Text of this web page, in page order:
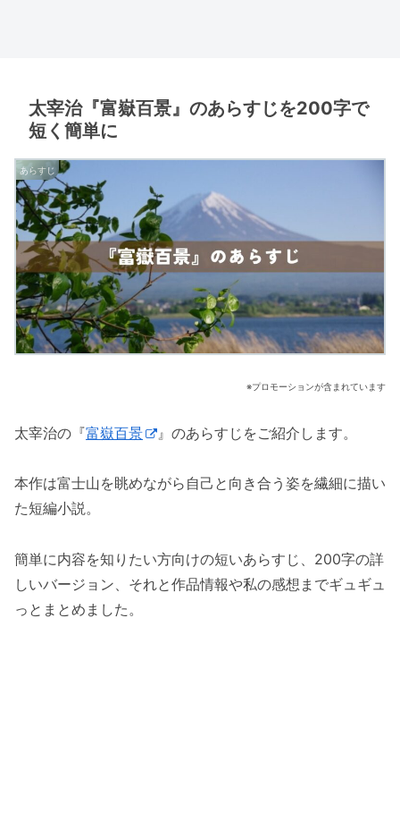
太宰治『富嶽百景』のあらすじを200字で
短く簡単に
あらすじ
※プロモーションが含まれています
太宰治の『富嶽百景 』のあらすじをご紹介します。
本作は富士山を眺めながら自己と向き合う姿を繊細に描い
た短編小説。
簡単に内容を知りたい方向けの短いあらすじ、200字の詳
しいバージョン、それと作品情報や私の感想までギュギュ
っとまとめました。